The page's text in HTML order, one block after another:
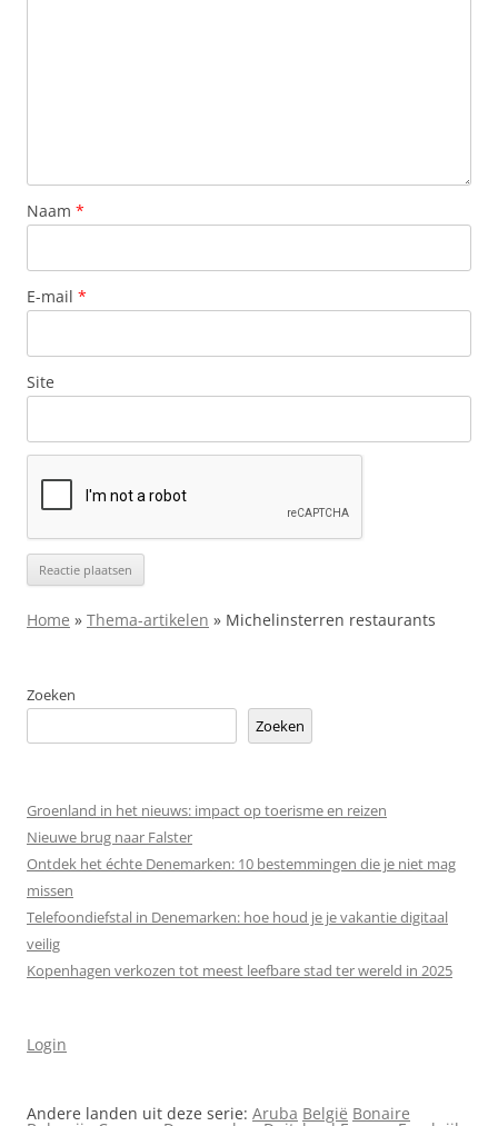
Naam *
E-mail *
Site
Home » Thema-artikelen » Michelinsterren restaurants
Zoeken
Zoeken
Groenland in het nieuws: impact op toerisme en reizen
Nieuwe brug naar Falster
Ontdek het échte Denemarken: 10 bestemmingen die je niet mag
missen
Telefoondiefstal in Denemarken: hoe houd je je vakantie digitaal
veilig
Kopenhagen verkozen tot meest leefbare stad ter wereld in 2025
Login
Andere landen uit deze serie: Aruba België Bonaire